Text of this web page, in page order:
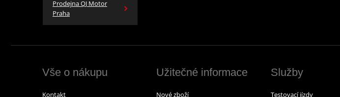
Prodejna QJ Motor
Praha
Vše o nákupu
Kontakt
Užitečné informace
Nové zboží
Služby
Testovací jízdy